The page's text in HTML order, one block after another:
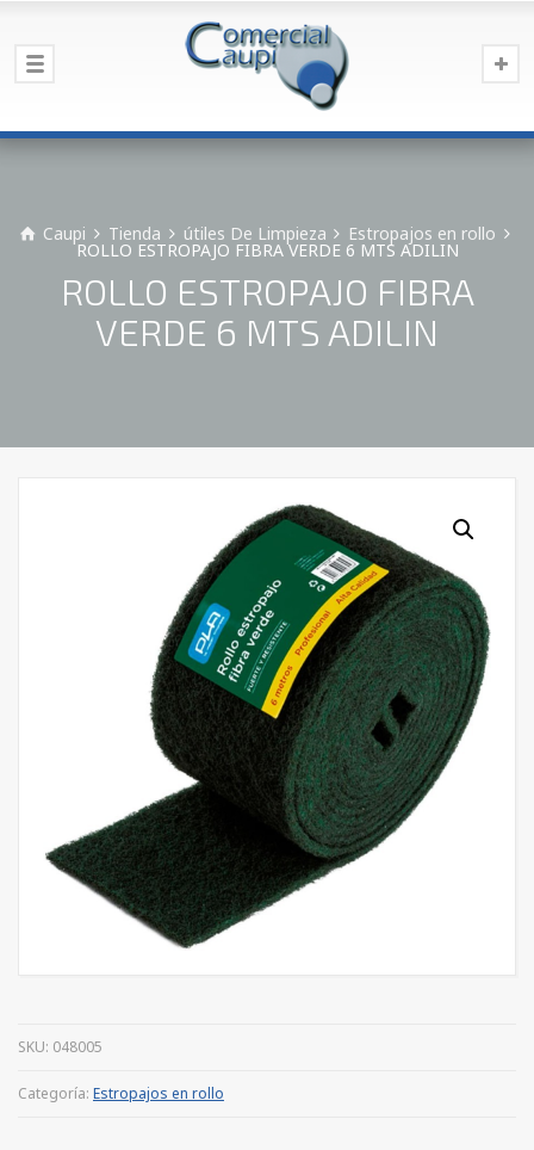
Caupi Tienda útiles De Limpieza Estropajos en rollo
ROLLO ESTROPAJO FIBRA VERDE 6 MTS ADILIN
ROLLO ESTROPAJO FIBRA
VERDE 6 MTS ADILIN
SKU: 048005
Categoría: Estropajos en rollo